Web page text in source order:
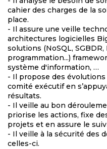
cahier des charges de la
place.
- Il assure une veille
architectures logicielles
solutions (NoSQL,
programmation...)
système d'information, …
- Il propose des
comité exécutif en
résultats.
- Il veille au bon
priorise les actions, fixe
projets et en assure le
- Il veille à la sécurité des
celles-ci.